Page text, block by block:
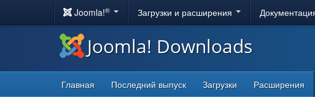
Joomla!® Загрузки и расширения
Joomla! Downloads
Главная Последний выпуск Загрузки Расширения